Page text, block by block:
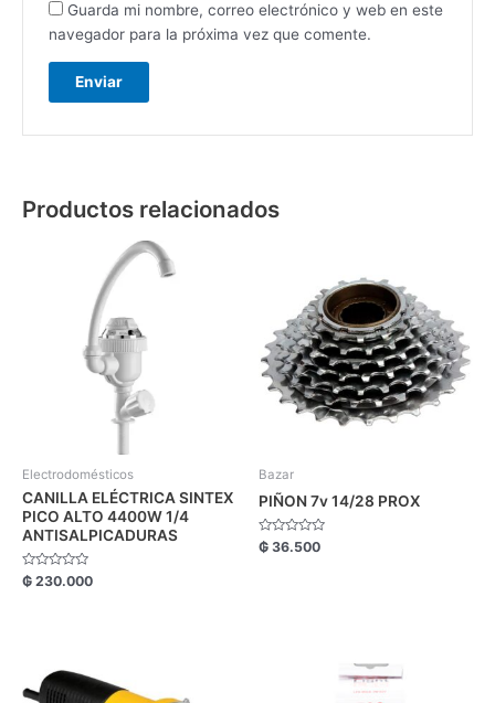
Guarda mi nombre, correo electrónico y web en este
navegador para la próxima vez que comente.
Productos relacionados
Electrodomésticos
CANILLA ELÉCTRICA SINTEX
PICO ALTO 4400W 1/4
ANTISALPICADURAS
Valorado
con
₲ 230.000
Bazar
PIÑON 7v 14/28 PROX
Valorado
con
₲ 36.500